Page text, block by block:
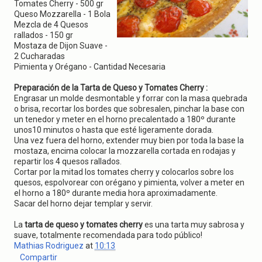
a
t
i
Tomates Cherry - 500 gr
Queso Mozzarella - 1 Bola
Mezcla de 4 Quesos
rallados - 150 gr
Mostaza de Dijon Suave -
2 Cucharadas
Pimienta y Orégano - Cantidad Necesaria
Preparación de la Tarta de Queso y Tomates Cherry :
Engrasar un molde desmontable y forrar con la masa quebrada
o brisa, recortar los bordes que sobresalen, pinchar la base con
un tenedor y meter en el horno precalentado a 180º durante
unos10 minutos o hasta que esté ligeramente dorada.
Una vez fuera del horno, extender muy bien por toda la base la
mostaza, encima colocar la mozzarella cortada en rodajas y
repartir los 4 quesos rallados.
Cortar por la mitad los tomates cherry y colocarlos sobre los
quesos, espolvorear con orégano y pimienta, volver a meter en
el horno a 180º durante media hora aproximadamente.
Sacar del horno dejar templar y servir.
La tarta de queso y tomates cherryes una tarta muy sabrosa y
suave, totalmente recomendada para todo público!
Mathias Rodriguez at 10:13
Compartir